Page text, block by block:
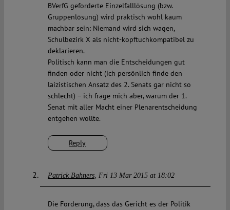
Reply
BVerfG geforderte Einzelfalllösung (bzw.
Gruppenlösung) wird praktisch wohl kaum
machbar sein: Niemand wird sich wagen,
Schulbezirk X als nicht-kopftuchkompatibel zu
deklarieren.
Politisch kann man die Entscheidungen gut
finden oder nicht (ich persönlich finde den
laizistischen Ansatz des 2. Senats gar nicht so
schlecht) – ich frage mich aber, warum der 1.
Senat mit aller Macht einer Plenarentscheidung
entgehen wollte.
Patrick Bahners Fri 13 Mar 2015 at 18:02
Die Forderung, dass das Gericht es der Politik